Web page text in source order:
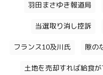
羽田まさゆき報道局
当選取り消し控訴
フランス10及川氏 隙の
土地を売却すれば給食